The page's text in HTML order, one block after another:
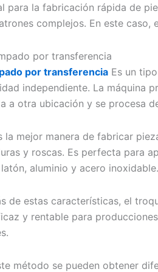
para la fabricación rápida de
complejos. En este
por transferencia
por transferenciaEs un
independiente. La máquina
a otra ubicación y se procesa
la mejor manera de fabricar
y roscas. Es perfecta para
aluminio y acero inoxidable.
de estas características, el
y rentable para
método se pueden obtener